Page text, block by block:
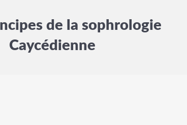
de la sophrologie
Caycédienne